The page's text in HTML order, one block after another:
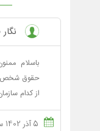
باسلام
حقوق شخص
از کدام
5 آذر 1402 ساعت 2 :5